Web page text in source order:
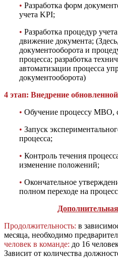
• Разработка форм
учета KPI;
• Разработка процедур
движение документа;
документооборота и
процесса; разработка
автоматизации процесса
документооборота)
4 этап: Внедрение
• Обучение процессу МВО,
• Запуск
процесса;
• Контроль течения
изменение положений;
• Окончательное
полном переходе на
Продолжительность: в
месяца, необходимо
человек в команде: до 16
Зависит от количества